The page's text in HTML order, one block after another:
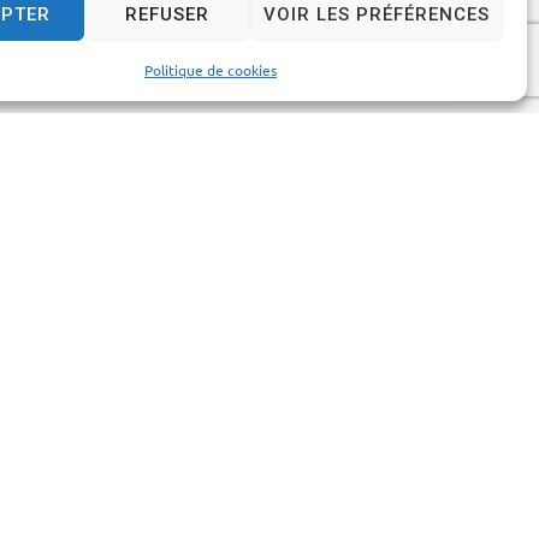
REFUSER VOIR LES PRÉFÉRENCES
Politique de cookies